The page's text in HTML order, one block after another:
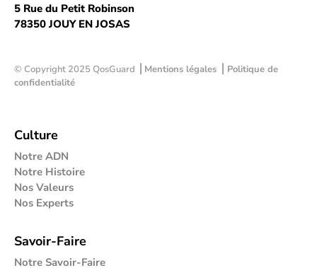
5 Rue du Petit Robinson
78350 JOUY EN JOSAS
© Copyright 2025 QosGuard ⎟ Mentions légales ⎟ Politique de
confidentialité
Culture
Notre ADN
Notre Histoire
Nos Valeurs
Nos Experts
Savoir-Faire
Notre Savoir-Faire